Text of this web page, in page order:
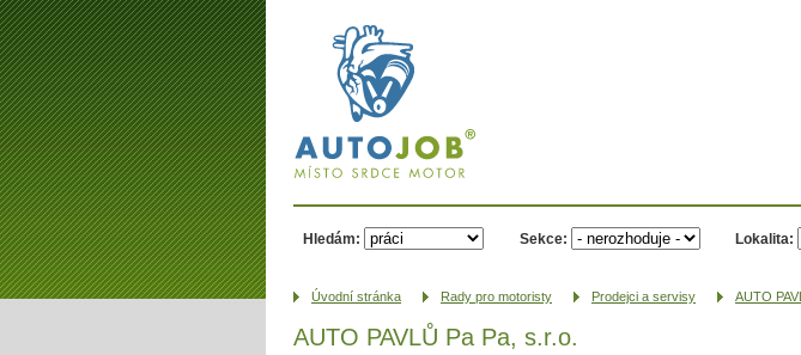
AUTOJOB.cz -
místo srdce
motor
Hledám: Sekce: Lokalita:
Úvodní­ stránka Rady pro motoristy Prodejci a servisy AUTO
AUTO PAVLŮ Pa Pa, s.r.o.